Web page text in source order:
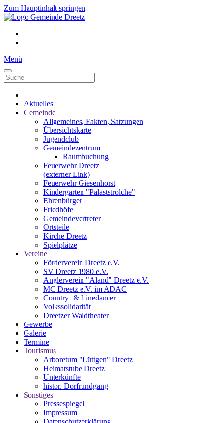
Zum Hauptinhalt springen
Menü
Aktuelles
Gemeinde
Allgemeines, Fakten, Satzungen
Übersichtskarte
Jugendclub
Gemeindezentrum
Raumbuchung
Feuerwehr Dreetz
(externer Link)
Feuerwehr Giesenhorst
Kindergarten "Palaststrolche"
Ehrenbürger
Friedhöfe
Gemeindevertreter
Ortsteile
Kirche Dreetz
Spielplätze
Vereine
Förderverein Dreetz e.V.
SV Dreetz 1980 e.V.
Anglerverein "Aland" Dreetz e.V.
MC Dreetz e.V. im ADAC
Country- & Linedancer
Volkssolidarität
Dreetzer Waldtheater
Gewerbe
Galerie
Termine
Tourismus
Arboretum "Lüttgen" Dreetz
Heimatstube Dreetz
Unterkünfte
histor. Dorfrundgang
Sonstiges
Pressespiegel
Impressum
Datenschutzerklärung